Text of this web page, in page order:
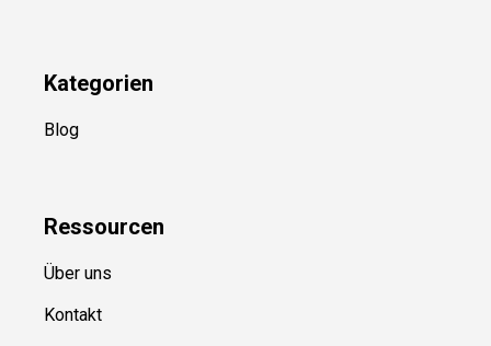
YouTube (50+ Sportarten)
Blog
Ressource